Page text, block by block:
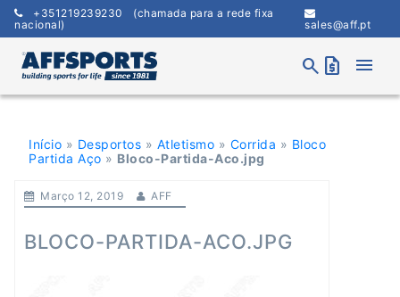
Skip
content
+351219239230 (chamada para a rede fixa
nacional)
sales@aff.pt
search request_quote menu
Início » Desportos » Atletismo » Corrida » Bloco
Partida Aço » Bloco-Partida-Aco.jpg
Março 12, 2019 AFF
BLOCO-PARTIDA-ACO.JPG